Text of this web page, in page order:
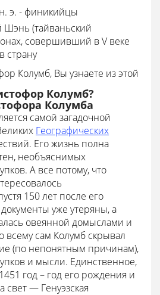
э. - финикийцы
Шэнь (тайваньский
совершивший в V веке
страну
Колумб, Вы узнаете из этой
Колумб?
Колумба
самой загадочной
Географических
Его жизнь полна
необъяснимых
А все потому, что
150 лет после его
уже утеряны, а
овеянной домыслами и
всему сам Колумб скрывал
(по непонятным причинам),
и мысли. Единственное,
год – год его рождения и
свет — Генуэзская